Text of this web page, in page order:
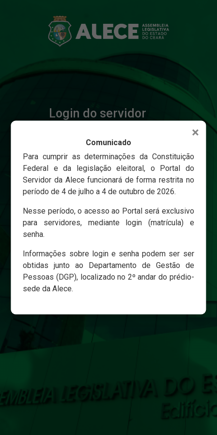
Login do servidor
Senha
Esqueci minha senha
×
Comunicado
Para cumprir as determinações da Constituição
Federal e da legislação eleitoral, o Portal do
Servidor da Alece funcionará de forma restrita no
período de 4 de julho a 4 de outubro de 2026.
Nesse período, o acesso ao Portal será exclusivo
para servidores, mediante login (matrícula) e
senha.
Informações sobre login e senha podem ser ser
obtidas junto ao Departamento de Gestão de
Pessoas (DGP), localizado no 2º andar do prédio-
sede da Alece.